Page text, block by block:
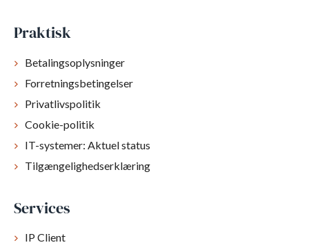
Praktisk
Betalingsoplysninger
Forretningsbetingelser
Privatlivspolitik
Cookie-politik
IT-systemer: Aktuel status
Tilgængelighedserklæring
Services
IP Client